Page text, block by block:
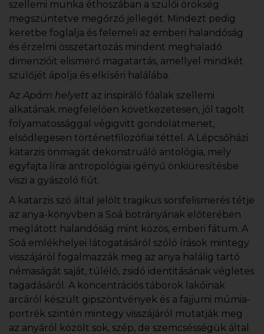
szellemi munka éthoszában a szülői örökség
megszüntetve megőrző jellegét. Mindezt pedig
keretbe foglalja és felemeli az emberi halandóság
és érzelmi összetartozás mindent meghaladó
dimenzióit elismerő magatartás, amellyel mindkét
szülőjét ápolja és elkíséri halálába.
AzApám helyett az inspiráló főalak szellemi
alkatának megfelelően következetesen, jól tagolt
folyamatossággal végigvitt gondolatmenet,
elsődlegesen történetfilozófiai téttel. A Lépcsőházi
katarzis önmagát dekonstruáló antológia, mely
egyfajta lírai antropológiai igényű önkiüresítésbe
viszi a gyászoló fiút.
A katarzis szó által jelölt tragikus sorsfelismerés tétje
az anya-könyvben a Soá botrányának előterében
meglátott halandóság mint közös, emberi fátum. A
Soá emlékhelyei látogatásáról szóló írások mintegy
visszájáról fogalmazzák meg az anya halálig tartó
némaságát saját, túlélő, zsidó identitásának végletes
tagadásáról. A koncentrációs táborok lakóinak
arcáról készült gipszöntvények és a fajjumi múmia-
portrék szintén mintegy visszájáról mutatják meg
az anyáról közölt sok, szép, de szemcsésségük által